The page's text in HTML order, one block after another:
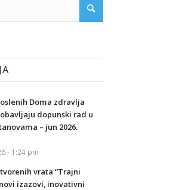
Doma zdravlja
dopunski rad u
– jun 2026.
- 1:24 pm
vrata “Trajni
izazovi, inovativni